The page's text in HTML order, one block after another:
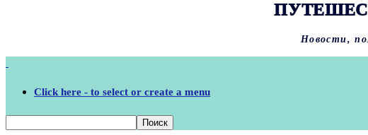
Новости,
Click here - to select or create a menu